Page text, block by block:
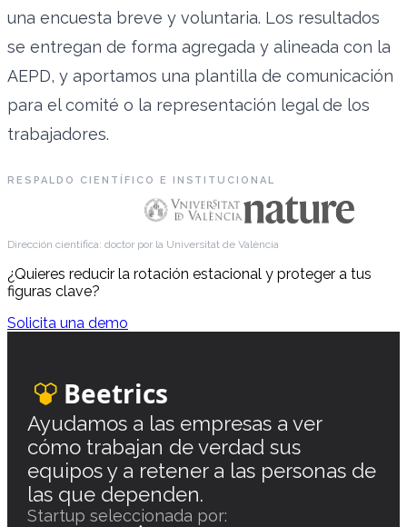
una encuesta breve y voluntaria. Los resultados
se entregan de forma agregada y alineada con la
AEPD, y aportamos una plantilla de comunicación
para el comité o la representación legal de los
trabajadores.
RESPALDO CIENTÍFICO E INSTITUCIONAL
Dirección científica: doctor por la Universitat de València
¿Quieres reducir la rotación estacional y proteger a tus
figuras clave?
Solicita una demo
Beetrics
Ayudamos a las empresas a ver
cómo trabajan de verdad sus
equipos y a retener a las personas de
las que dependen.
Startup seleccionada por: